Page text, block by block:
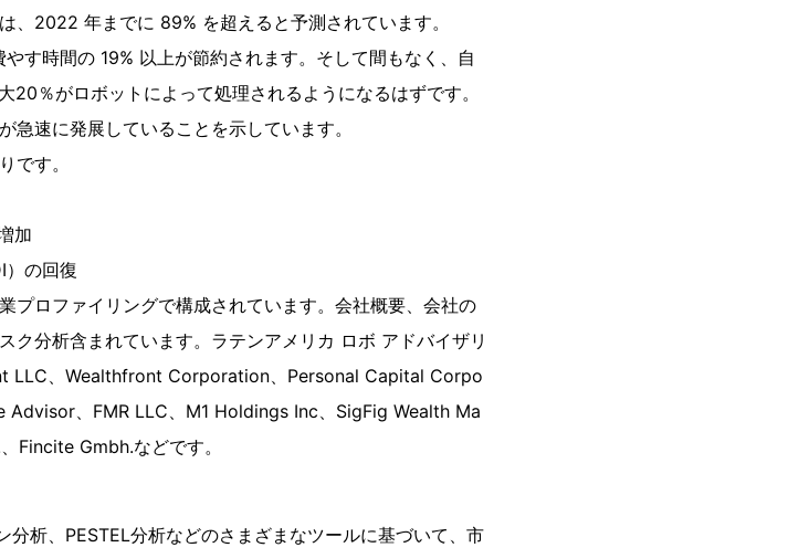
、2022 年までに 89% を超えると予測されています。
す時間の 19% 以上が節約されます。そして間もなく、自
％がロボットによって処理されるようになるはずです。
急速に発展していることを示しています。
です。
加
）の回復
プロファイリングで構成されています。会社概要、会社の
ク分析含まれています。ラテンアメリカ ロボ アドバイザリ
LLC、Wealthfront Corporation、Personal Capital Corpo
、FMR LLC、M1 Holdings Inc、SigFig Wealth Ma
Fincite Gmbh.などです。
分析、PESTEL分析などのさまざまなツールに基づいて、市